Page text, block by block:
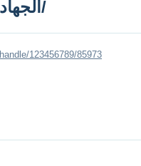
الجهاد وسيلة من وسائل الدعوة/
123456789/85973